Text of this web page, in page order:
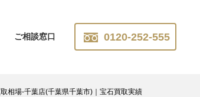
ご相談窓口 0120-252-555
相場-千葉店(千葉県千葉市)｜宝石買取実績